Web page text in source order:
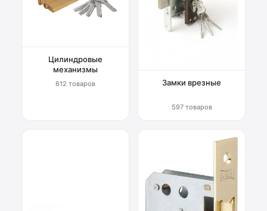
Цилиндровые
механизмы
612 товаров Замки врезные
597 товаров